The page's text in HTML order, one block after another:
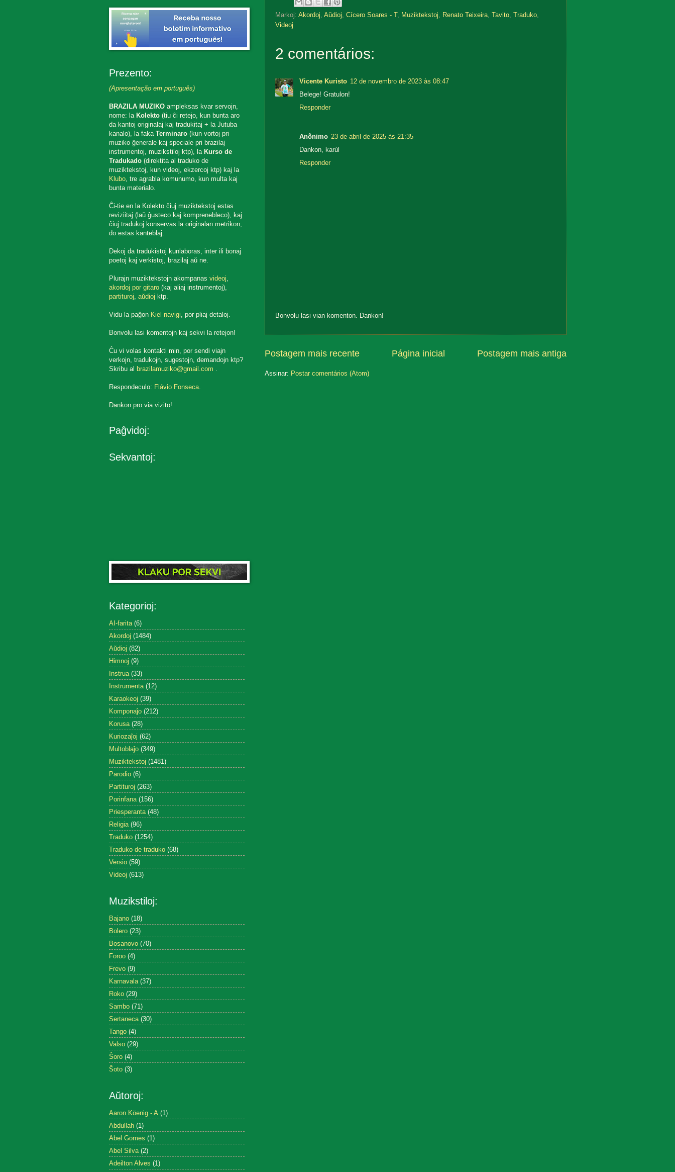
Markoj: Akordoj, Aŭdioj, Cícero Soares - T, Muziktekstoj, Renato Teixeira, Tavito, Traduko,
Videoj
2 comentários:
Vicente Kuristo 12 de novembro de 2023 às 08:47
Belege! Gratulon!
Responder
Anônimo 23 de abril de 2025 às 21:35
Dankon, karúl
Responder
Bonvolu lasi vian komenton. Dankon!
Postagem mais recente Postagem mais antiga
Página inicial
Assinar: Postar comentários (Atom)
Prezento:
(Apresentação em português)
BRAZILA MUZIKOampleksas kvar servojn,
nome: la Kolekto(tiu ĉi retejo, kun bunta aro
da kantoj originalaj kaj tradukitaj + la Jutuba
kanalo), la faka Terminaro(kun vortoj pri
muziko ĝenerale kaj speciale pri brazilaj
instrumentoj, muzikstiloj ktp), la Kurso de
Tradukado(direktita al traduko de
muziktekstoj, kun videoj, ekzercoj ktp) kaj la
Klubo, tre agrabla komunumo, kun multa kaj
bunta materialo.
Ĉi-tie en la Kolekto ĉiuj muziktekstoj estas
reviziitaj (laŭ ĝusteco kaj komprenebleco), kaj
ĉiuj tradukoj konservas la originalan metrikon,
do estas kanteblaj.
Dekoj da tradukistoj kunlaboras, inter ili bonaj
poetoj kaj verkistoj, brazilaj aŭ ne.
Plurajn muziktekstojn akompanas videoj,
akordoj por gitaro(kaj aliaj instrumentoj),
partituroj, aŭdioj ktp.
Vidu la paĝon Kiel navigi, por pliaj detaloj.
Bonvolu lasi komentojn kaj sekvi la retejon!
Ĉu vi volas kontakti min, por sendi viajn
verkojn, tradukojn, sugestojn, demandojn ktp?
Skribu al brazilamuziko@gmail.com .
Respondeculo: Flávio Fonseca.
Dankon pro via vizito!
Paĝvidoj:
Sekvantoj:
Kategorioj:
AI-farita (6)
Akordoj (1484)
Aŭdioj (82)
Himnoj (9)
Instrua (33)
Instrumenta (12)
Karaokeoj (39)
Komponaĵo (212)
Korusa (28)
Kuriozaĵoj (62)
Multoblaĵo (349)
Muziktekstoj (1481)
Parodio (6)
Partituroj (263)
Porinfana (156)
Priesperanta (48)
Religia (96)
Traduko (1254)
Traduko de traduko (68)
Versio (59)
Videoj (613)
Muzikstiloj:
Bajano (18)
Bolero (23)
Bosanovo (70)
Foroo (4)
Frevo (9)
Karnavala (37)
Roko (29)
Sambo (71)
Sertaneca (30)
Tango (4)
Valso (29)
Ŝoro (4)
Ŝoto (3)
Aŭtoroj:
Aaron Köenig - A (1)
Abdullah (1)
Abel Gomes (1)
Abel Silva (2)
Adeilton Alves (1)